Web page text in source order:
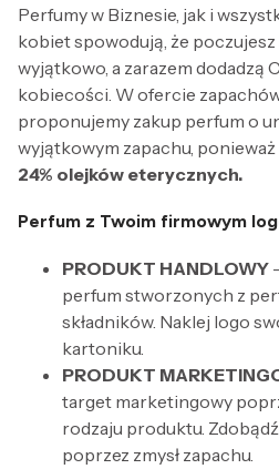
Perfumy w Biznesie, jak i
kobiet spowodują, że poczujesz
wyjątkowo, a zarazem dodadzą
kobiecości. W ofercie
proponujemy zakup perfum o
wyjątkowym zapachu,
24% olejków eterycznych.
Perfum z Twoim firmowym
PRODUKT HANDLOWY
perfum stworzonych z
składników. Naklej logo
kartoniku.
PRODUKT
target marketingowy
rodzaju produktu.
poprzez zmysł zapachu.